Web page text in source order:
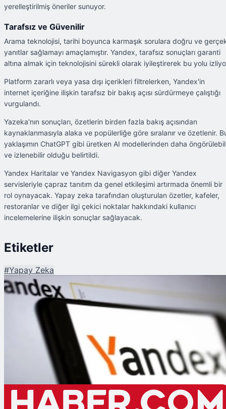
yerelleştirilmiş öneriler sunuyor.
Tarafsız ve Güvenilir
Arama teknolojisi, tarihi boyunca karmaşık sorulara doğru ve
yanıtlar sağlamayı amaçlamıştır. Yandex, tarafsız sonuçları garanti
altına almak için teknolojisini sürekli olarak iyileştirerek bu yolu
Platform zararlı veya yasa dışı içerikleri filtrelerken, Yandex'in
internet içeriğine ilişkin tarafsız bir bakış açısı sürdürmeye çalıştığı
vurgulandı.
Yazeka'nın sonuçları, özetlerin birden fazla bakış açısından
kaynaklanmasıyla alaka ve popülerliğe göre sıralanır ve özetlenir.
yaklaşımın ChatGPT gibi üretken AI modellerinden daha
ve izlenebilir olduğu belirtildi.
Yandex Haritalar ve Yandex Navigasyon gibi diğer Yandex
servisleriyle çapraz tanıtım da genel etkileşimi artırmada önemli bir
rol oynayacak. Yapay zeka tarafından oluşturulan özetler, kafeler,
restoranlar ve diğer ilgi çekici noktalar hakkındaki kullanıcı
incelemelerine ilişkin sonuçlar sağlayacak.
Etiketler
#Yapay Zeka
Şu An Okunan
Yandex 'Yazeka' Türkiye'de Kullanıma Sunuldu: Yapay Zeka Destekli